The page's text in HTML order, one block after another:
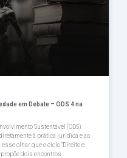
em Debate – ODS 4 na
Sustentável (ODS)
à prática jurídica e ao
olhar que o ciclo “Direito e
propõe dois encontros